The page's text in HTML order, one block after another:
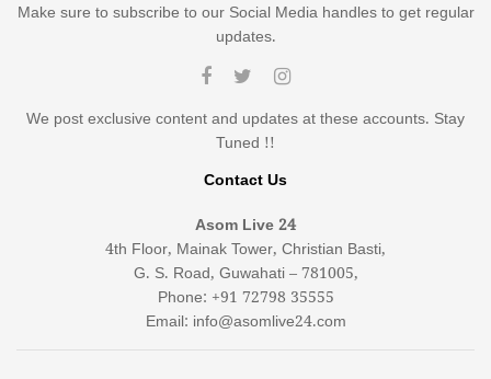
Make sure to subscribe to our Social Media handles to get regular
updates.
We post exclusive content and updates at these accounts. Stay
Tuned !!
Contact Us
Asom Live 24
4th Floor, Mainak Tower, Christian Basti,
G. S. Road, Guwahati – 781005,
Phone: +91 72798 35555
Email: info@asomlive24.com